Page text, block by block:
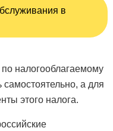
в
налогооблагаемому
а для
этого налога.